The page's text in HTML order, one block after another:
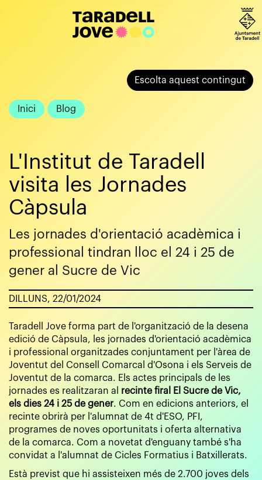
Escolta aquest contingut
Inici Blog
L'Institut de Taradell
visita les Jornades
Càpsula
Les jornades d'orientació acadèmica i
professional tindran lloc el 24 i 25 de
gener al Sucre de Vic
DILLUNS, 22/01/2024
Taradell Jove forma part de l'organització de la desena
edició de Càpsula, les jornades d'orientació acadèmica
i professional organitzades conjuntament per l'àrea de
Joventut del Consell Comarcal d'Osona i els Serveis de
Joventut de la comarca. Els actes principals de les
jornades es realitzaran al recinte firal El Sucre de Vic,
els dies 24 i 25 de gener. Com en edicions anteriors, el
recinte obrirà per l'alumnat de 4t d'ESO, PFI,
programes de noves oportunitats i oferta alternativa
de la comarca. Com a novetat d'enguany també s'ha
convidat a l'alumnat de Cicles Formatius i Batxillerats.
Està previst que hi assisteixen més de 2.700 joves dels